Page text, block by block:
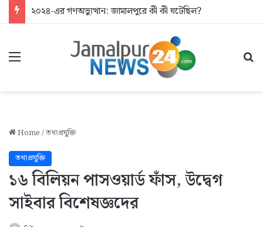
২০২৪-এর গণঅভ্যুত্থান: জামালপুরে কী কী ঘটেছিল?
Menu
Home/তথ্যপ্রযুক্তি
তথ্যপ্রযুক্তি
১৬ বিলিয়ন পাসওয়ার্ড ফাঁস, উদ্বেগ
সাইবার বিশেষজ্ঞদের